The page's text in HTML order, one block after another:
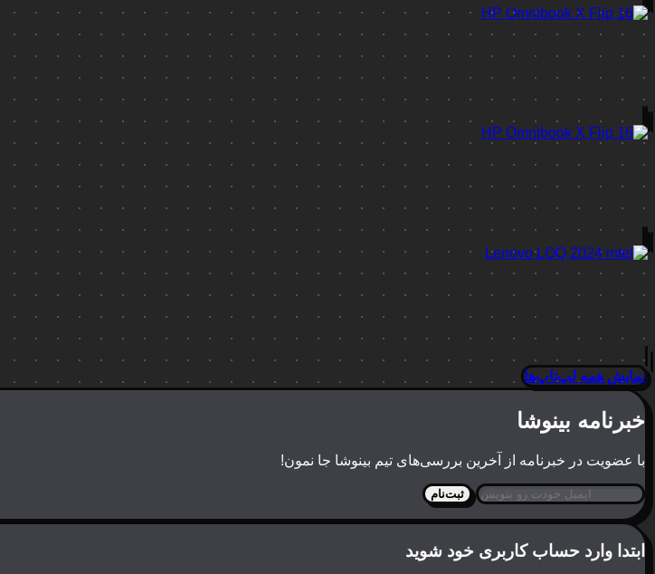
نمایش همه لپ‌تاپ‌ها
خبرنامه بینوشا
با عضویت در خبرنامه از آخرین بررسی‌های تیم بینوشا جا نمون!
ثبت‌نام
ابتدا وارد حساب کاربری خود شوید